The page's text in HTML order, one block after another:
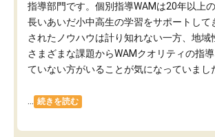
指導部門です。個別指導WAMは20年以上の
長いあいだ小中高生の学習をサポートして
されたノウハウは計り知れない一方、地域
さまざまな課題からWAMクオリティの指
ていない方がいることが気になっていまし
... 続きを読む